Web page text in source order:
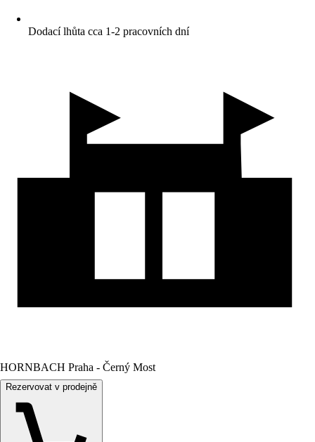
Dodací lhůta cca 1-2 pracovních dní
HORNBACH Praha - Černý Most
Rezervovat v prodejně